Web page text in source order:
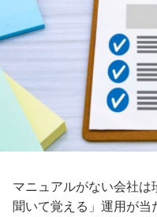
マニュアルがない会社は
聞いて覚える」運用が